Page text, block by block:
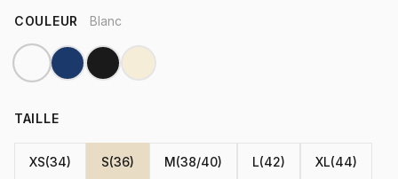
COULEUR Blanc
TAILLE
XS(34) S(36) M(38/40) L(42) XL(44)